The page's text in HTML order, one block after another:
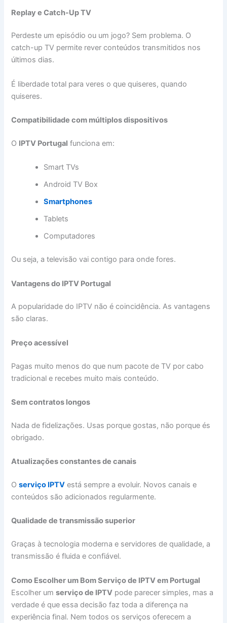
Replay e Catch-Up TV
Perdeste um episódio ou um jogo? Sem problema. O
catch-up TV permite rever conteúdos transmitidos nos
últimos dias.
É liberdade total para veres o que quiseres, quando
quiseres.
Compatibilidade com múltiplos dispositivos
O IPTV Portugal funciona em:
Smart TVs
Android TV Box
Smartphones
Tablets
Computadores
Ou seja, a televisão vai contigo para onde fores.
Vantagens do IPTV Portugal
A popularidade do IPTV não é coincidência. As vantagens
são claras.
Preço acessível
Pagas muito menos do que num pacote de TV por cabo
tradicional e recebes muito mais conteúdo.
Sem contratos longos
Nada de fidelizações. Usas porque gostas, não porque és
obrigado.
Atualizações constantes de canais
Oserviço IPTV está sempre a evoluir. Novos canais e
conteúdos são adicionados regularmente.
Qualidade de transmissão superior
Graças à tecnologia moderna e servidores de qualidade, a
transmissão é fluida e confiável.
Como Escolher um Bom Serviço de IPTV em Portugal
Escolher umserviço de IPTV pode parecer simples, mas a
verdade é que essa decisão faz toda a diferença na
experiência final. Nem todos os serviços oferecem a